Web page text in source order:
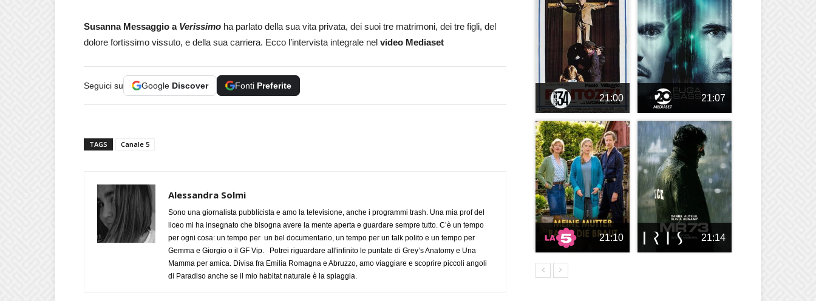
Susanna Messaggio a Verissimo ha parlato della sua vita privata, dei suoi tre matrimoni, dei tre figli, del
dolore fortissimo vissuto, e della sua carriera. Ecco l’intervista integrale nel video Mediaset
Seguici su Google Discover Fonti Preferite
TAGS Canale 5
Alessandra Solmi
Sono una giornalista pubblicista e amo la televisione, anche i programmi trash. Una mia prof del
liceo mi ha insegnato che bisogna avere la mente aperta e guardare sempre tutto. C’è un tempo
per ogni cosa: un tempo per un bel documentario, un tempo per un talk polito e un tempo per
Gemma e Giorgio o il GF Vip. Potrei riguardare all'infinito le puntate di Grey’s Anatomy e Una
Mamma per amica. Divisa fra Emilia Romagna e Abruzzo, amo viaggiare e scoprire piccoli angoli
di Paradiso anche se il mio habitat naturale è la spiaggia.
21:00 21:07
21:10 21:14